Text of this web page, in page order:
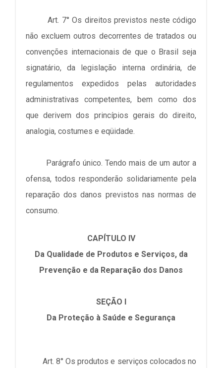
Art. 7° Os direitos previstos neste código
não excluem outros decorrentes de tratados ou
convenções internacionais de que o Brasil seja
signatário, da legislação interna ordinária, de
regulamentos expedidos pelas autoridades
administrativas competentes, bem como dos
que derivem dos princípios gerais do direito,
analogia, costumes e eqüidade.
Parágrafo único. Tendo mais de um autor a
ofensa, todos responderão solidariamente pela
reparação dos danos previstos nas normas de
consumo.
CAPÍTULO IV
Da Qualidade de Produtos e Serviços, da
Prevenção e da Reparação dos Danos
SEÇÃO I
Da Proteção à Saúde e Segurança
Art. 8° Os produtos e serviços colocados no